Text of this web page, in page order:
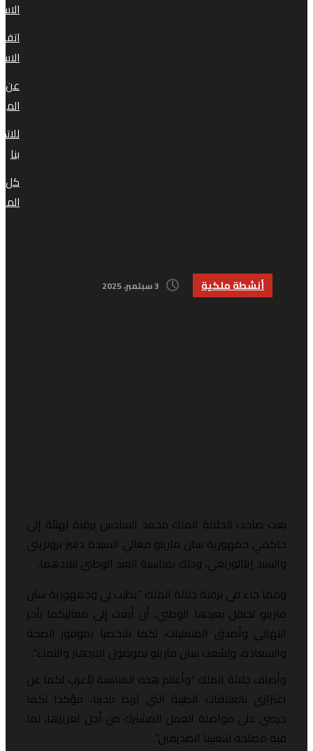
أنشطة ملكية
صاحب الجلالة الملك محمد السادس برقية تهنئة إلى
جمهورية سان مارينو معالي السيدة دينيز برونزيتي
إيتالوريغي، وذلك بمناسبة العيد الوطني لبلادهما.
جاء في برقية جلالة الملك “يطيب لي وجمهورية سان
تحتفل بعيدها الوطني، أن أبعث إلى معاليكما بأحر
وأصدق المتمنيات، لكما شخصيا بموفور الصحة
ولشعب سان مارينو بموصول الازدهار والنماء”.
جلالة الملك “وأغتنم هذه المناسبة لأعرب لكما عن
بالعلاقات الطيبة التي تربط بلدينا، مؤكدا لكما
على مواصلة العمل المشترك من أجل تعزيزها، لما
مصلحة شعبينا الصديقين”.
الاستخدام
اتفاقية
الاستخدام
الموقع
للاتصال
المقالات